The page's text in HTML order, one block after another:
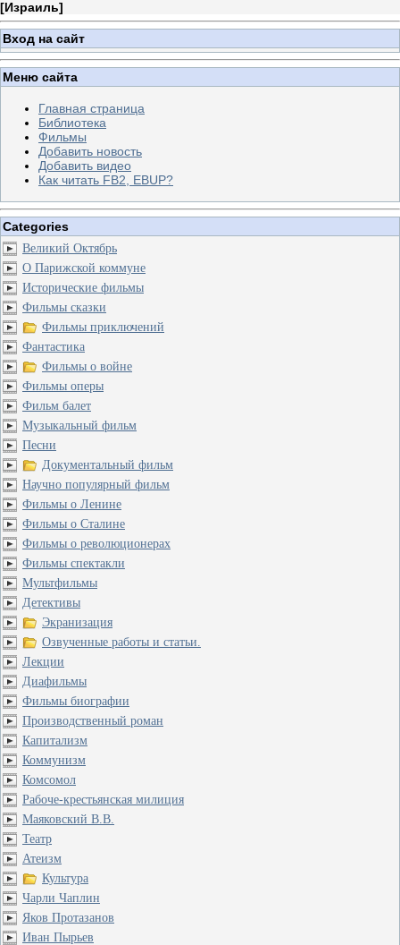
[Израиль]
Вход на сайт
Меню сайта
Главная страница
Библиотека
Фильмы
Добавить новость
Добавить видео
Как читать FB2, EBUP?
Categories
Великий Октябрь
О Парижской коммуне
Исторические фильмы
Фильмы сказки
Фильмы приключений
Фантастика
Фильмы о войне
Фильмы оперы
Фильм балет
Музыкальный фильм
Песни
Документальный фильм
Научно популярный фильм
Фильмы о Ленине
Фильмы о Сталине
Фильмы о революционерах
Фильмы спектакли
Мультфильмы
Детективы
Экранизация
Озвученные работы и статьи.
Лекции
Диафильмы
Фильмы биографии
Производственный роман
Капитализм
Коммунизм
Комсомол
Рабоче-крестьянская милиция
Маяковский В.В.
Театр
Атеизм
Культура
Чарли Чаплин
Яков Протазанов
Иван Пырьев